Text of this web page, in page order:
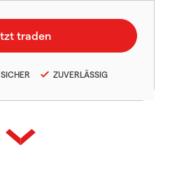
SICHER ZUVERLÄSSIG